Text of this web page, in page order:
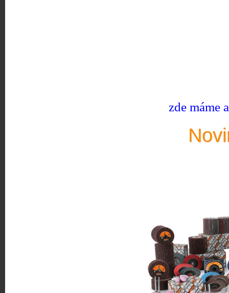
zde máme